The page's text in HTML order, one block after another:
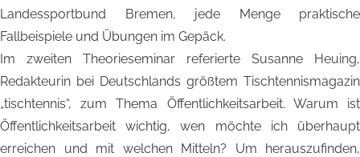
Landessportbund Bremen, jede Menge praktische
Fallbeispiele und Übungen im Gepäck.
Im zweiten Theorieseminar referierte Susanne Heuing,
Redakteurin bei Deutschlands größtem Tischtennismagazin
„tischtennis“, zum Thema Öffentlichkeitsarbeit. Warum ist
Öffentlichkeitsarbeit wichtig, wen möchte ich überhaupt
erreichen und mit welchen Mitteln? Um herauszufinden,